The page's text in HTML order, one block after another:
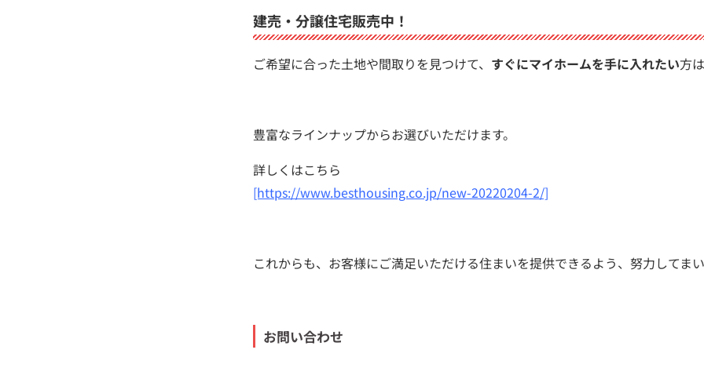
建売・分譲住宅販売中！
ご希望に合った土地や間取りを見つけて、 すぐにマイホームを手に入れたい方
豊富なラインナップからお選びいただけます。
詳しくはこちら
[https://www.besthousing.co.jp/new-20220204-2/]
これからも、お客様にご満足いただける住まいを提供できるよう、努力してま
お問い合わせ